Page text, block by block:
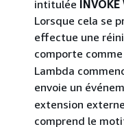
intitulée INVOKE
Lorsque cela se
effectue une
comporte
Lambda
envoie un
extension
comprend le